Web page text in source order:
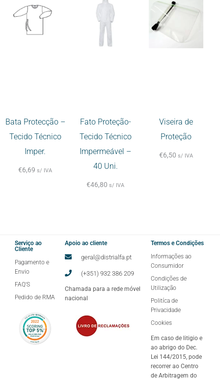
Bata Protecção –
Tecido Técnico
Imper.
€6,69 s/ IVA
Fato Proteção-
Tecido Técnico
Impermeável –
40 Uni.
€46,80 s/ IVA
Viseira de
Proteção
€6,50 s/ IVA
Serviço ao
Cliente
Pagamento e
Envio
FAQ'S
Pedido de RMA
Apoio ao cliente
geral@distrialfa.pt
(+351) 932 386 209
Chamada para a rede móvel
nacional
Termos e Condições
Informações ao
Consumidor
Condições de
Utilização
Politíca de
Privacidade
Cookies
Em caso de litigio e
ao abrigo do Dec.
Lei 144/2015, pode
recorrer ao Centro
de Arbitragem do